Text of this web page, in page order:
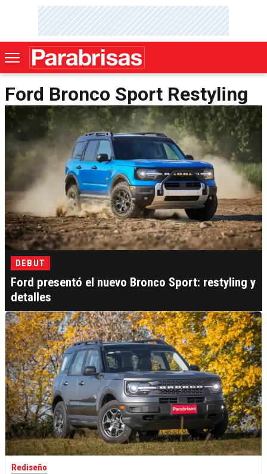
Ford Bronco Sport Restyling
DEBUT
Ford presentó el nuevo Bronco Sport: restyling y
detalles
Rediseño